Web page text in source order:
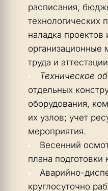
расписания,
технологических
наладка проектов
организационные
труда и
Техническое
отдельных
оборудования,
их узлов; учет
мероприятия.
Весенний
плана подготовки
Аварийно-
круглосуточно